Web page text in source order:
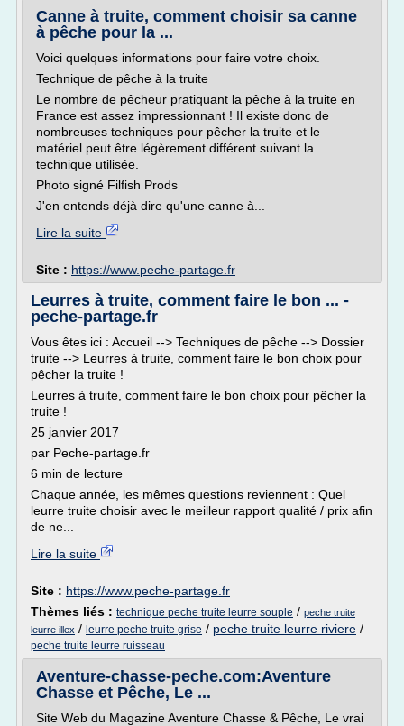
Canne à truite, comment choisir sa canne
à pêche pour la ...
Voici quelques informations pour faire votre choix.
Technique de pêche à la truite
Le nombre de pêcheur pratiquant la pêche à la truite en
France est assez impressionnant ! Il existe donc de
nombreuses techniques pour pêcher la truite et le
matériel peut être légèrement différent suivant la
technique utilisée.
Photo signé Filfish Prods
J'en entends déjà dire qu'une canne à...
Lire la suite
Site : https://www.peche-partage.fr
Leurres à truite, comment faire le bon ... -
peche-partage.fr
Vous êtes ici : Accueil --> Techniques de pêche --> Dossier
truite --> Leurres à truite, comment faire le bon choix pour
pêcher la truite !
Leurres à truite, comment faire le bon choix pour pêcher la
truite !
25 janvier 2017
par Peche-partage.fr
6 min de lecture
Chaque année, les mêmes questions reviennent : Quel
leurre truite choisir avec le meilleur rapport qualité / prix afin
de ne...
Lire la suite
Site : https://www.peche-partage.fr
Thèmes liés : technique peche truite leurre souple / peche truite
leurre illex / leurre peche truite grise / peche truite leurre riviere /
peche truite leurre ruisseau
Aventure-chasse-peche.com:Aventure
Chasse et Pêche, Le ...
Site Web du Magazine Aventure Chasse & Pêche, Le vrai